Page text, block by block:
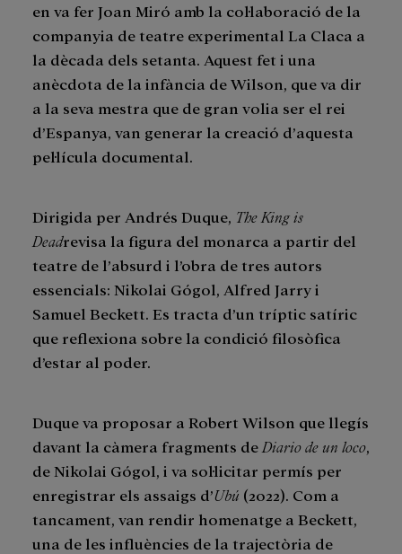
en va fer Joan Miró amb la col·laboració de la
companyia de teatre experimental La Claca a
la dècada dels setanta. Aquest fet i una
anècdota de la infància de Wilson, que va dir
a la seva mestra que de gran volia ser el rei
d’Espanya, van generar la creació d’aquesta
pel·lícula documental.
Dirigida per Andrés Duque, The King is
Deadrevisa la figura del monarca a partir del
teatre de l’absurd i l’obra de tres autors
essencials: Nikolai Gógol, Alfred Jarry i
Samuel Beckett. Es tracta d’un tríptic satíric
que reflexiona sobre la condició filosòfica
d’estar al poder.
Duque va proposar a Robert Wilson que llegís
davant la càmera fragments de Diario de un loco,
de Nikolai Gógol, i va sol·licitar permís per
enregistrar els assaigs d’Ubú (2022). Com a
tancament, van rendir homenatge a Beckett,
una de les influències de la trajectòria de